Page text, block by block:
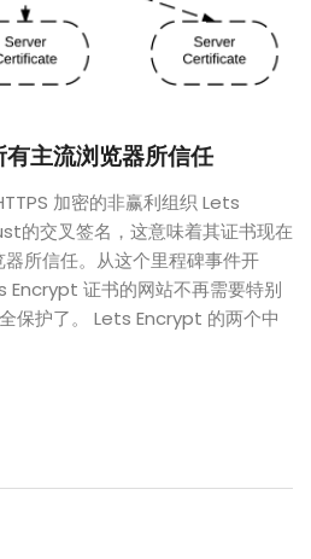
主流浏览器所信任
加密的非赢利组织 Lets
的交叉签名，这意味着其证书现在
所信任。从这个里程碑事件开
Encrypt 证书的网站不再需要特别
保护了。 Lets Encrypt 的两个中